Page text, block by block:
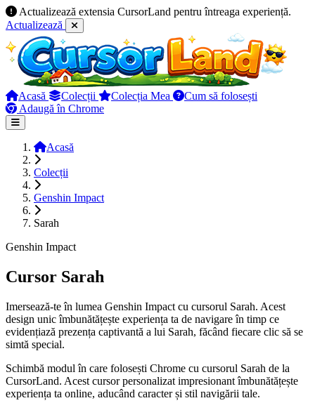
Actualizează extensia CursorLand pentru întreaga experiență.
Actualizează
Acasă Colecții Colecția Mea
Cum să folosești
Adaugă în Chrome
Acasă
Colecții
Genshin Impact
Sarah
Genshin Impact
Cursor Sarah
Imersează-te în lumea Genshin Impact cu cursorul Sarah. Acest
design unic îmbunătățește experiența ta de navigare în timp ce
evidențiază prezența captivantă a lui Sarah, făcând fiecare clic să se
simtă special.
Schimbă modul în care folosești Chrome cu cursorul Sarah de la
CursorLand. Acest cursor personalizat impresionant îmbunătățește
experiența ta online, aducând caracter și stil navigării tale.